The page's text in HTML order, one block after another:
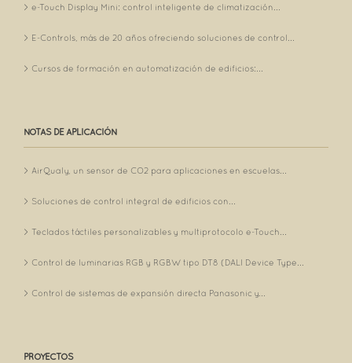
e-Touch Display Mini: control inteligente de climatización...
E-Controls, más de 20 años ofreciendo soluciones de control...
Cursos de formación en automatización de edificios:...
NOTAS DE APLICACIÓN
AirQualy, un sensor de CO2 para aplicaciones en escuelas...
Soluciones de control integral de edificios con...
Teclados táctiles personalizables y multiprotocolo e-Touch...
Control de luminarias RGB y RGBW tipo DT8 (DALI Device Type...
Control de sistemas de expansión directa Panasonic y...
PROYECTOS